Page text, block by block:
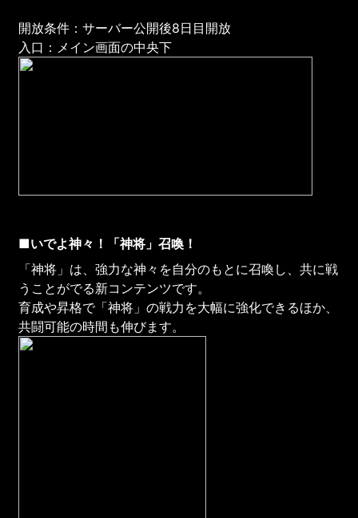
開放条件：サーバー公開後8日目開放
入口：メイン画面の中央下
■いでよ神々！「神将」召喚！
「神将」は、強力な神々を自分のもとに召喚し、共に戦
うことがでる新コンテンツです。
育成や昇格で「神将」の戦力を大幅に強化できるほか、
共闘可能の時間も伸びます。